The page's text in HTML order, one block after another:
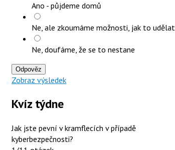
Ano - půjdeme domů
Ne, ale zkoumáme možnosti, jak to udělat
Ne, doufáme, že se to nestane
Odpověz
Zobraz výsledek
Kvíz týdne
Jak jste pevní v kramflecích v případě
kyberbezpečnosti?